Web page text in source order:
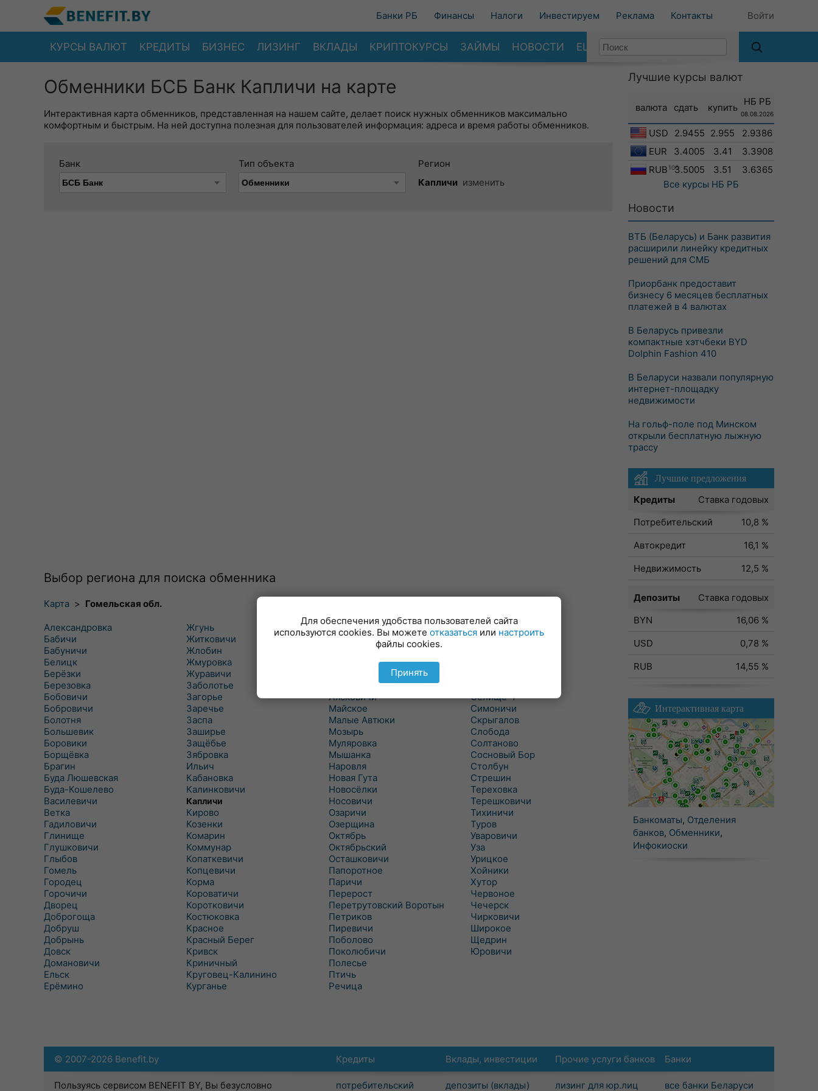
Банки РБ Финансы Налоги Инвестируем Реклама Контакты Войти
КУРСЫ ВАЛЮТ КРЕДИТЫ БИЗНЕС ЛИЗИНГ ВКЛАДЫ КРИПТОКУРСЫ ЗАЙМЫ НОВОСТИ ЕЩЕ
Обменники БСБ Банк Капличи на карте
Интерактивная карта обменников, представленная на нашем сайте, делает поиск нужных обменников максимально
комфортным и быстрым. На ней доступна полезная для пользователей информация: адреса и время работы обменников.
Банк Тип объекта
Регион
Капличи изменить
Выбор региона для поиска обменника
Карта > Гомельская обл.
Александровка
Бабичи
Бабуничи
Белицк
Берёзки
Березовка
Бобовичи
Бобровичи
Болотня
Большевик
Боровики
Борщёвка
Брагин
Буда Люшевская
Буда-Кошелево
Василевичи
Ветка
Гадиловичи
Глинище
Глушковичи
Глыбов
Гомель
Городец
Горочичи
Дворец
Доброгоща
Добруш
Добрынь
Довск
Домановичи
Ельск
Ерёмино
Жгунь
Житковичи
Жлобин
Жмуровка
Журавичи
Заболотье
Загорье
Заречье
Заспа
Заширье
Защёбье
Зябровка
Ильич
Кабановка
Калинковичи
Капличи
Кирово
Козенки
Комарин
Коммунар
Копаткевичи
Копцевичи
Корма
Короватичи
Коротковичи
Костюковка
Красное
Красный Берег
Кривск
Криничный
Круговец-Калинино
Курганье
Куритичи
Лельчицы
Лясковичи
Майское
Малые Автюки
Мозырь
Муляровка
Мышанка
Наровля
Новая Гута
Новосёлки
Носовичи
Озаричи
Озерщина
Октябрь
Октябрьский
Осташковичи
Папоротное
Паричи
Перерост
Перетрутовский Воротын
Петриков
Пиревичи
Поболово
Поколюбичи
Полесье
Птичь
Речица
Ровенская Слобода
Рогачев
Селище-1
Симоничи
Скрыгалов
Слобода
Солтаново
Сосновый Бор
Столбун
Стрешин
Тереховка
Терешковичи
Тихиничи
Туров
Уваровичи
Уза
Урицкое
Хойники
Хутор
Червоное
Чечерск
Чирковичи
Широкое
Щедрин
Юровичи
Лучшие курсы валют
валюта сдать купить
НБ РБ
08.08.2026
USD 2.9455 2.955
2.9386
EUR
3.4005 3.41
3.3908
RUB 1003.5005 3.51
3.6365
Все курсы НБ РБ
Новости
ВТБ (Беларусь) и Банк развития
расширили линейку кредитных
решений для СМБ
Приорбанк предоставит
бизнесу 6 месяцев бесплатных
платежей в 4 валютах
В Беларусь привезли
компактные хэтчбеки BYD
Dolphin Fashion 410
В Беларуси назвали популярную
интернет-площадку
недвижимости
На гольф-поле под Минском
открыли бесплатную лыжную
трассу
Лучшие предложения
Кредиты
Ставка годовых
Потребительский
10,8 %
Автокредит
16,1 %
Недвижимость
12,5 %
Депозиты
Ставка годовых
BYN
16,06 %
USD
0,78 %
RUB
14,55 %
Интерактивная карта
Банкоматы, Отделения
банков, Обменники,
Инфокиоски
Кредиты
потребительский
Вклады, инвестиции
депозиты (вклады)
Прочие услуги банков
лизинг для юр.лиц
Банки
все банки Беларуси
© 2007-2026 Benefit.by
Пользуясь сервисом BENEFIT BY, Вы безусловно
Для обеспечения удобства пользователей сайта
используются cookies. Вы можете отказаться или настроить
файлы cookies.
Принять